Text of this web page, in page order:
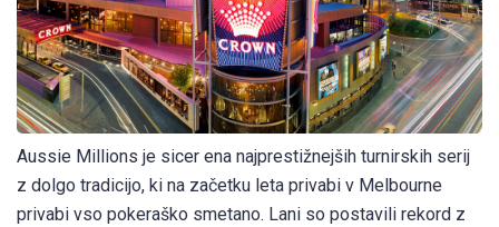
Aussie Millions je sicer ena najprestižnejših turnirskih serij
z dolgo tradicijo, ki na začetku leta privabi v Melbourne
privabi vso pokeraško smetano. Lani so postavili rekord z